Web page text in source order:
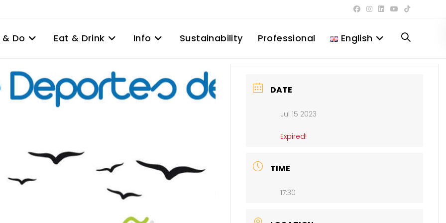
& Do Eat & Drink Info Sustainability Professional English Toggle
DATE
Jul 15 2023
Expired!
TIME
17:30